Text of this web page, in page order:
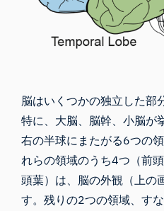
脳はいくつかの独立した部
特に、大脳、脳幹、小脳が
右の半球にまたがる6つの
れらの領域のうち4つ（前
頭葉）は、脳の外観（上の
す。残りの2つの領域、す